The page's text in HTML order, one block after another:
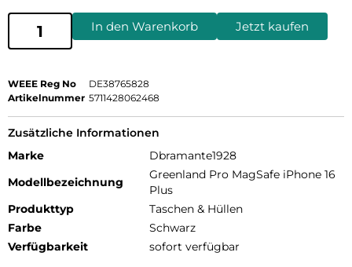
In den Warenkorb Jetzt kaufen
WEEE Reg No
DE38765828
Artikelnummer 5711428062468
Zusätzliche Informationen
Marke
Dbramante1928
Modellbezeichnung
Greenland Pro MagSafe iPhone 16
Plus
Produkttyp
Taschen & Hüllen
Farbe
Schwarz
Verfügbarkeit
sofort verfügbar